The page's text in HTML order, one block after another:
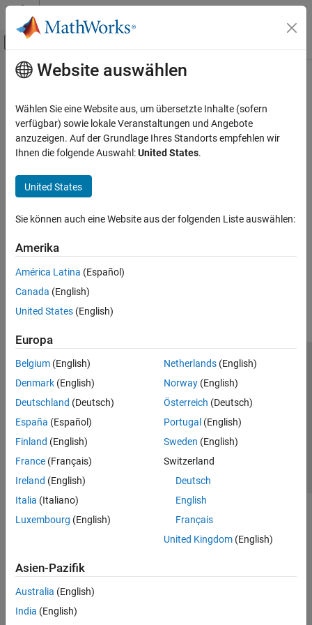
Weiter zum Inhalt
Umschaltung für Off-Canvas-
Startseite der Dokumentation
Hauptinhalt
How useful was this information?
Website auswählen
Wählen Sie eine Website aus, um übersetzte Inhalte (sofern
verfügbar) sowie lokale Veranstaltungen und Angebote
anzuzeigen. Auf der Grundlage Ihres Standorts empfehlen wir
Ihnen die folgende Auswahl:United States.
United States
Sie können auch eine Website aus der folgenden Liste auswählen:
Amerika
América Latina (Español)
Canada (English)
United States (English)
Europa
Belgium (English)
Denmark (English)
Deutschland (Deutsch)
España (Español)
Finland (English)
France (Français)
Ireland (English)
Italia (Italiano)
Luxembourg (English)
Netherlands(English)
Norway(English)
Österreich (Deutsch)
Portugal (English)
Sweden (English)
Switzerland
Deutsch
English
Français
United Kingdom(English)
Asien-Pazifik
Australia (English)
India (English)
Trust Center
Datenschutz-Richtlinien
Datendiebstahl verhindern
Status von Anwendungen
© 1994-2026 The MathWorks, Inc.
Website auswählen
Deutschland